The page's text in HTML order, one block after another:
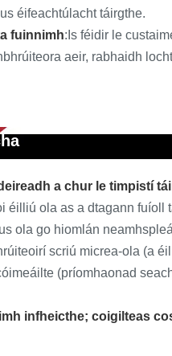
éifeachtúlacht táirgthe.
fuinnimh:Is féidir le
aeir, rabhaidh
a chur le timpistí
éilliú ola as a dtagann
ola go hiomlán
scriú micrea-ola (a
(príomhaonad
infheicthe; coigilteas